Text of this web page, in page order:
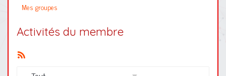
Mes groupes
Activités du membre